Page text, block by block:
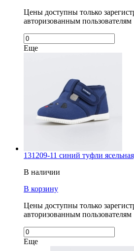
Цены доступны только
авторизованным пользователям
Еще
131209-11 синий туфли
В наличии
В корзину
Цены доступны только
авторизованным пользователям
Еще